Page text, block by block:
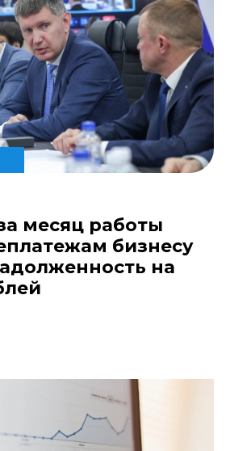
месяц работы
бизнесу
на